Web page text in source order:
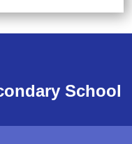
School